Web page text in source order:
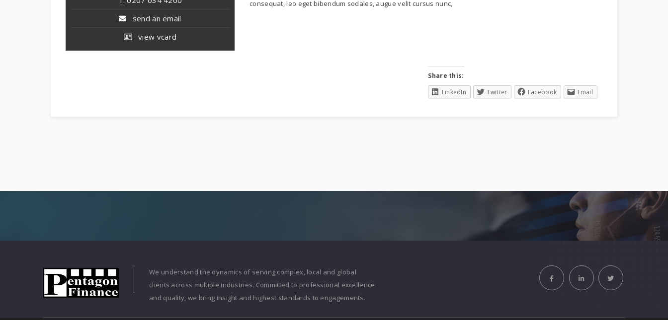
send an email
view vcard
consequat, leo eget bibendum sodales, augue velit cursus nunc,
Share this:
LinkedIn
Twitter Facebook Email
We understand the dynamics of serving complex, local and global
clients across multiple industries. Committed to professional excellence
and quality, we bring insight and highest standards to engagements.